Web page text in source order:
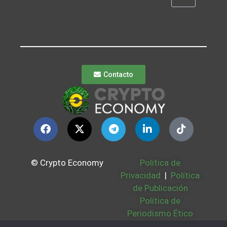
Contacto
© Crypto Economy
Política de
Privacidad | Política
de Publicación
Política de
Periodismo Ético